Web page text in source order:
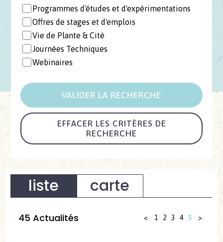
Programmes d'études et d'expérimentations
Offres de stages et d'emplois
Vie de Plante & Cité
Journées Techniques
Webinaires
EFFACER LES CRITÈRES DE
RECHERCHE
liste carte
45 Actualités < 1 2 3 4 5 >